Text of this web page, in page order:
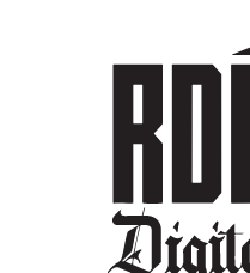
DEPORTES CULTURA